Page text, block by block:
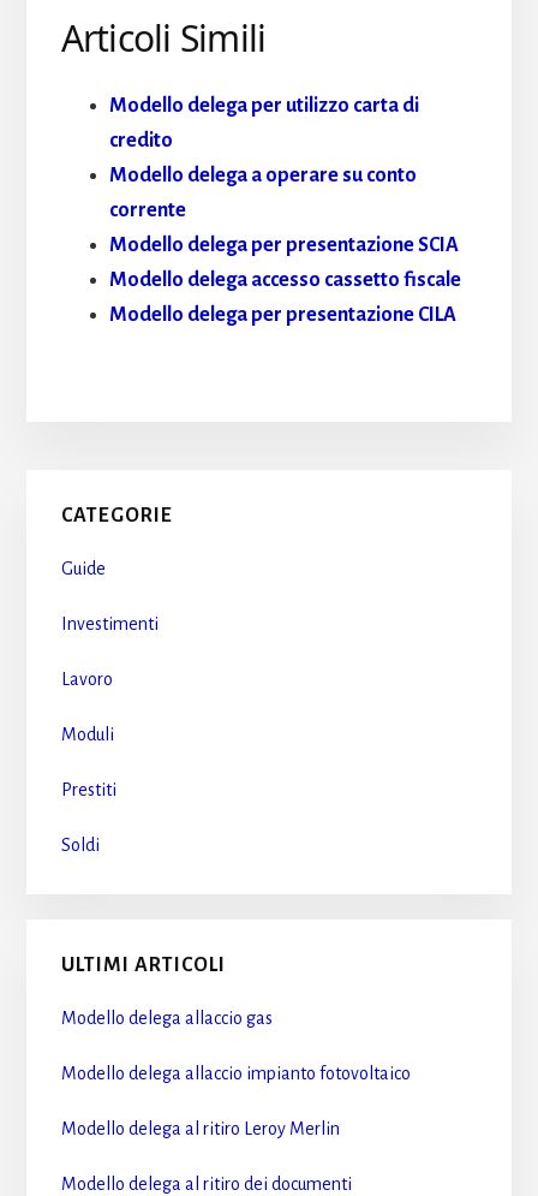
Articoli Simili
Modello delega per utilizzo carta di
credito​
Modello delega a operare su conto
corrente​
Modello delega per presentazione SCIA​
Modello delega accesso cassetto fiscale​
Modello delega per presentazione CILA​
Primary
Sidebar
CATEGORIE
Guide
Investimenti
Lavoro
Moduli
Prestiti
Soldi
ULTIMI ARTICOLI
Modello delega allaccio gas​
Modello delega allaccio impianto fotovoltaico​
Modello delega al ritiro Leroy Merlin​
Modello delega al ritiro dei documenti​